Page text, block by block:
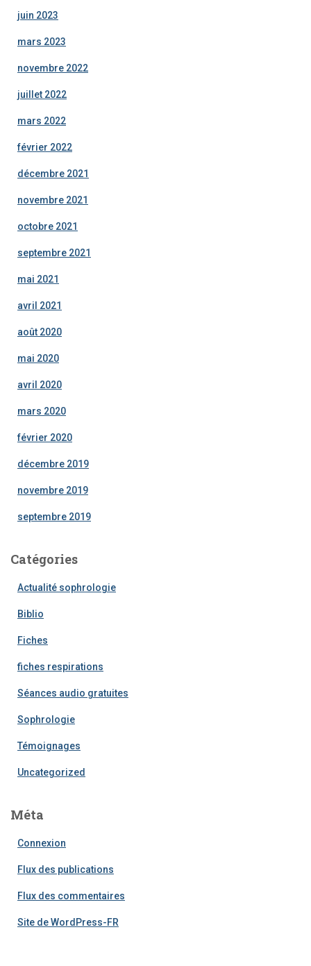
juin 2023
mars 2023
novembre 2022
juillet 2022
mars 2022
février 2022
décembre 2021
novembre 2021
octobre 2021
septembre 2021
mai 2021
avril 2021
août 2020
mai 2020
avril 2020
mars 2020
février 2020
décembre 2019
novembre 2019
septembre 2019
Catégories
Actualité sophrologie
Biblio
Fiches
fiches respirations
Séances audio gratuites
Sophrologie
Témoignages
Uncategorized
Méta
Connexion
Flux des publications
Flux des commentaires
Site de WordPress-FR